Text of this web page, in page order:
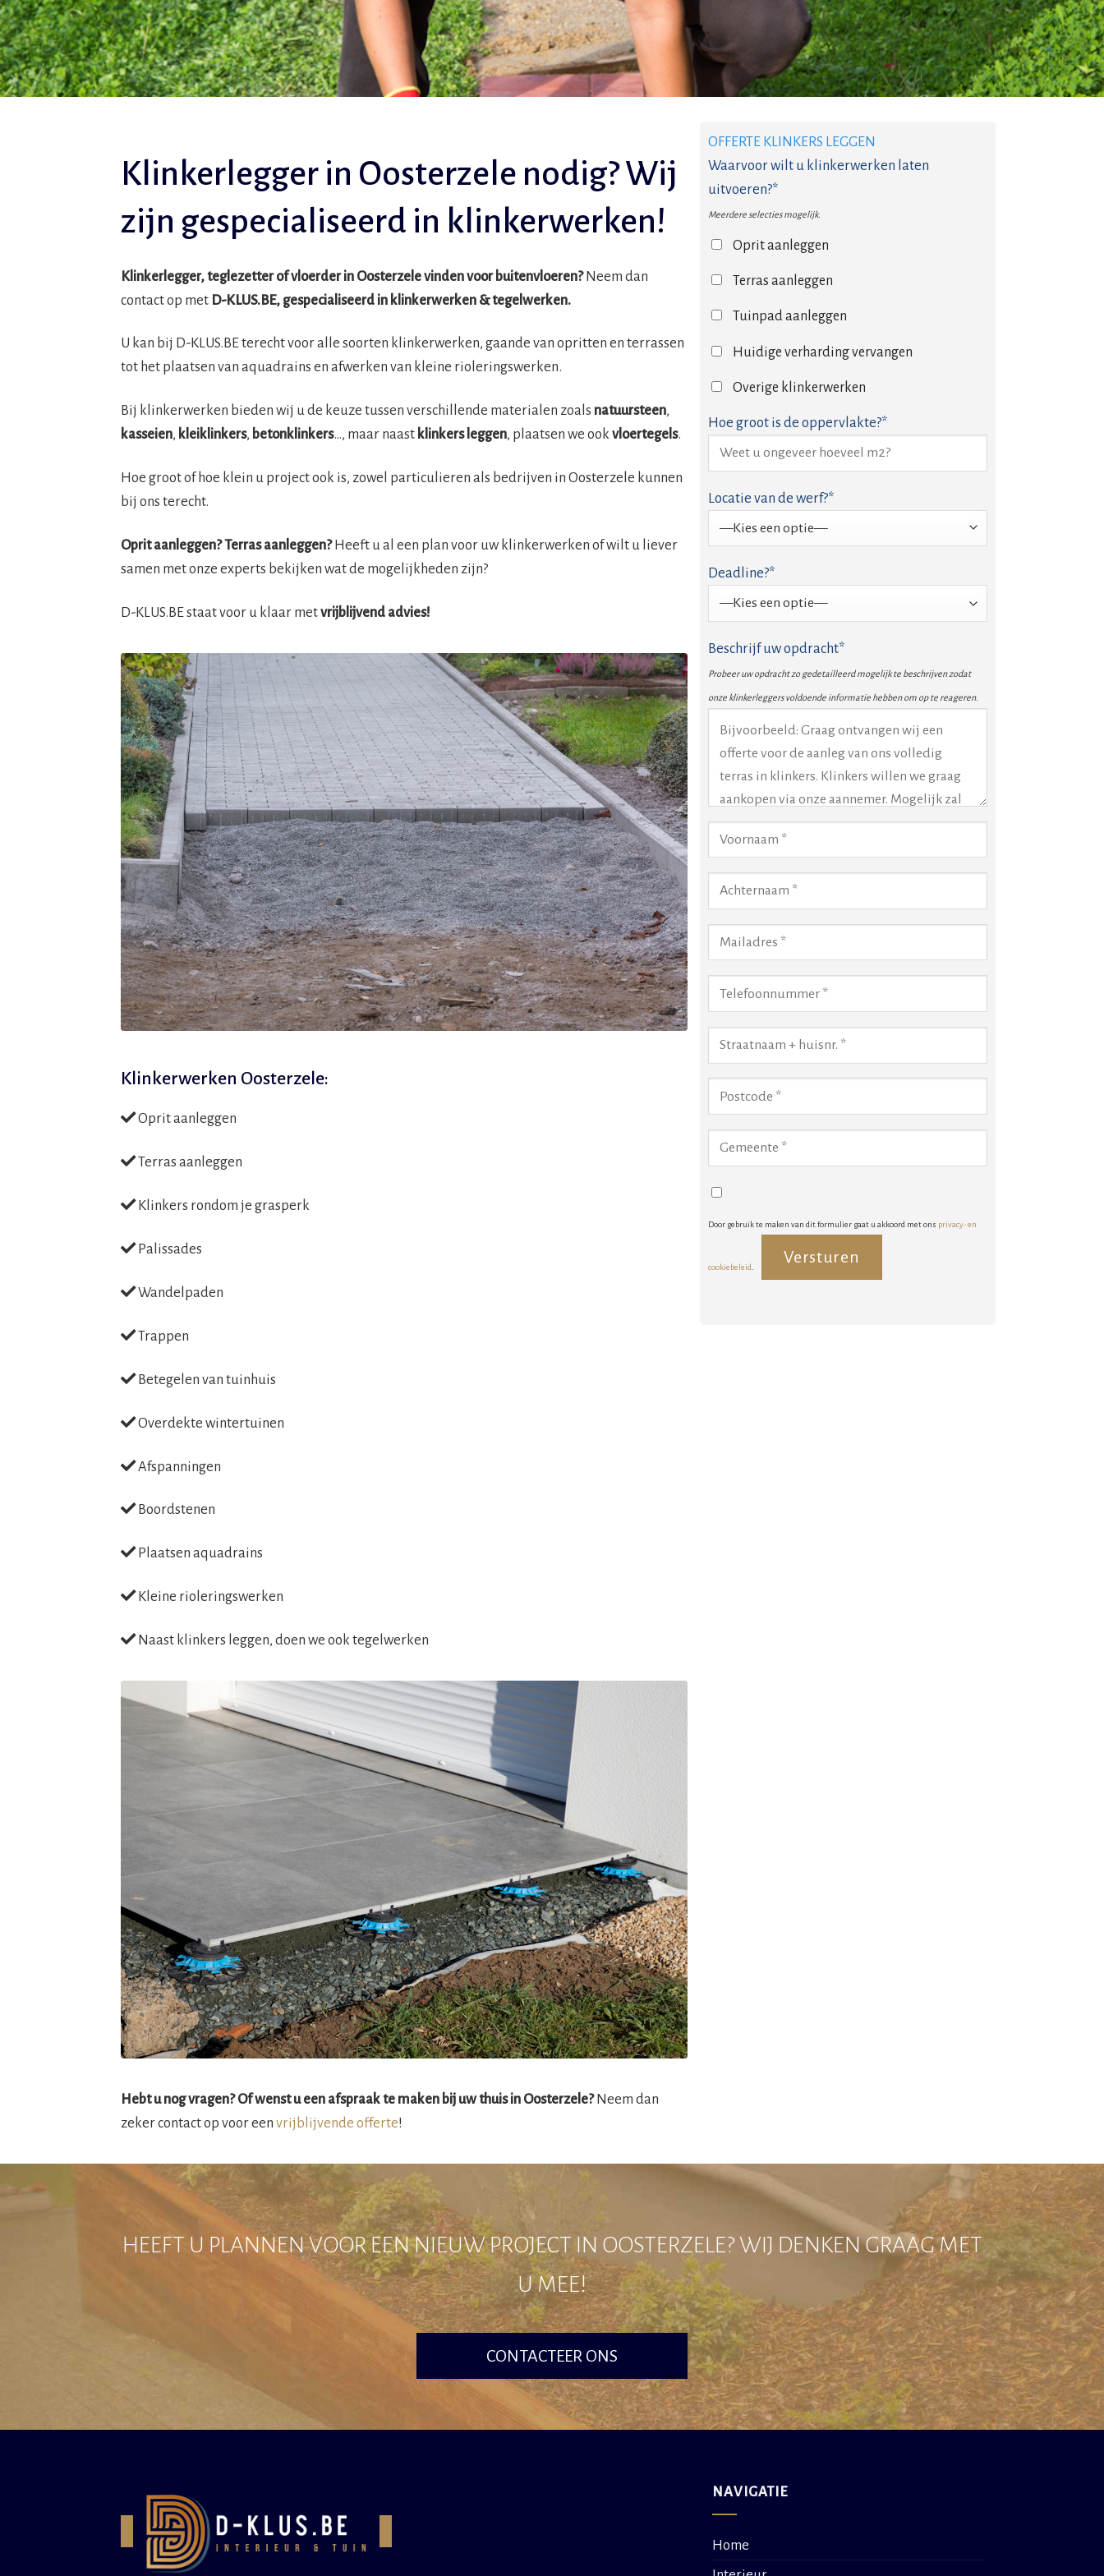
Klinkerlegger in Oosterzele nodig? Wij
zijn gespecialiseerd in klinkerwerken!
Klinkerlegger, teglezetter of vloerder in Oosterzele vinden voor buitenvloeren?Neem dan
contact op met D-KLUS.BE, gespecialiseerd in klinkerwerken & tegelwerken.
U kan bij D-KLUS.BE terecht voor alle soorten klinkerwerken, gaande van opritten en terrassen
tot het plaatsen van aquadrains en afwerken van kleine rioleringswerken.
Bij klinkerwerken bieden wij u de keuze tussen verschillende materialen zoals natuursteen,
kasseien, kleiklinkers, betonklinkers…, maar naast klinkers leggen, plaatsen we ook vloertegels.
Hoe groot of hoe klein u project ook is, zowel particulieren als bedrijven in Oosterzele kunnen
bij ons terecht.
Oprit aanleggen? Terras aanleggen?Heeft u al een plan voor uw klinkerwerken of wilt u liever
samen met onze experts bekijken wat de mogelijkheden zijn?
D-KLUS.BE staat voor u klaar metvrijblijvend advies!
Klinkerwerken Oosterzele:
Oprit aanleggen
Terras aanleggen
Klinkers rondom je grasperk
Palissades
Wandelpaden
Trappen
Betegelen van tuinhuis
Overdekte wintertuinen
Afspanningen
Boordstenen
Plaatsen aquadrains
Kleine rioleringswerken
Naast klinkers leggen, doen we ook tegelwerken
Hebt u nog vragen? Of wenst u een afspraak te maken bij uw thuis in Oosterzele?Neem dan
zeker contact op voor een vrijblijvende offerte!
OFFERTE KLINKERS LEGGEN
Waarvoor wilt u klinkerwerken laten
uitvoeren?*
Meerdere selecties mogelijk.
Oprit aanleggen
Terras aanleggen
Tuinpad aanleggen
Huidige verharding vervangen
Overige klinkerwerken
Hoe groot is de oppervlakte?*
Locatie van de werf?*
Deadline?*
Beschrijf uw opdracht*
Probeer uw opdracht zo gedetailleerd mogelijk te beschrijven zodat
onze klinkerleggers voldoende informatie hebben om op te reageren.
Door gebruik te maken van dit formulier gaat u akkoord met ons privacy- en
cookiebeleid
HEEFT U PLANNEN VOOR EEN NIEUW PROJECT IN OOSTERZELE? WIJ DENKEN GRAAG MET
U MEE!
CONTACTEER ONS
NAVIGATIE
Home